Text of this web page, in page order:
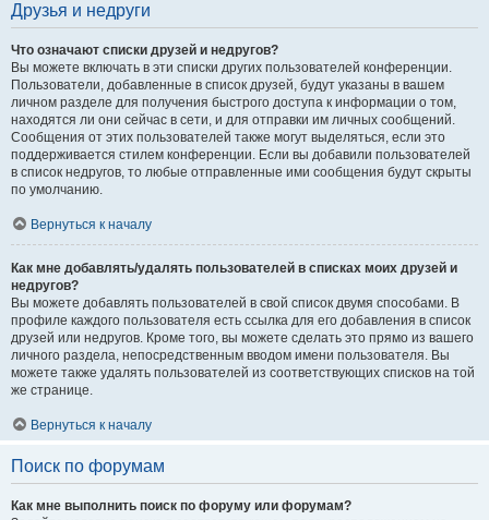
Друзья и недруги
Что означают списки друзей и недругов?
Вы можете включать в эти списки других пользователей конференции.
Пользователи, добавленные в список друзей, будут указаны в вашем
личном разделе для получения быстрого доступа к информации о том,
находятся ли они сейчас в сети, и для отправки им личных сообщений.
Сообщения от этих пользователей также могут выделяться, если это
поддерживается стилем конференции. Если вы добавили пользователей
в список недругов, то любые отправленные ими сообщения будут скрыты
по умолчанию.
Вернуться к началу
Как мне добавлять/удалять пользователей в списках моих друзей и
недругов?
Вы можете добавлять пользователей в свой список двумя способами. В
профиле каждого пользователя есть ссылка для его добавления в список
друзей или недругов. Кроме того, вы можете сделать это прямо из вашего
личного раздела, непосредственным вводом имени пользователя. Вы
можете также удалять пользователей из соответствующих списков на той
же странице.
Вернуться к началу
Поиск по форумам
Как мне выполнить поиск по форуму или форумам?